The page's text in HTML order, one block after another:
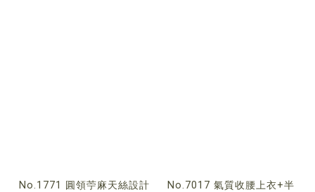
No.1771 圓領苧麻天絲設計
No.7017 氣質收腰上衣+半